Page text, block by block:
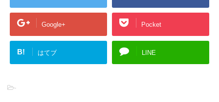
Google+ Pocket
B! はてブ LINE
-